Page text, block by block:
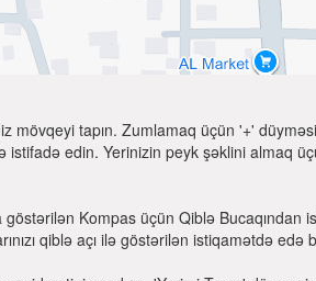
tapın. Zumlamaq üçün '+'
istifadə edin. Yerinizin peyk şəklini almaq
Kompas üçün Qiblə Bucaqından
qiblə açı ilə göstərilən istiqamətdə edə